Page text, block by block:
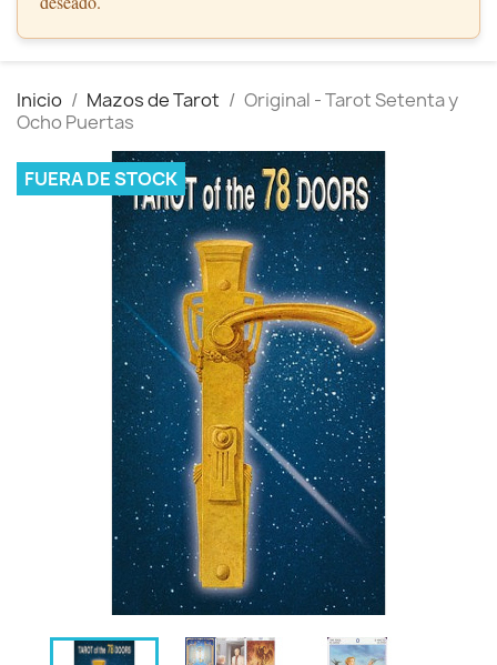
Inicio Mazos de Tarot
Original - Tarot Setenta y
Ocho Puertas
FUERA DE STOCK